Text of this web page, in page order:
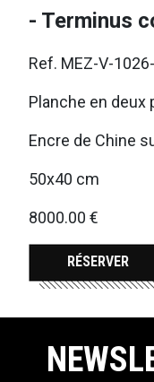
- Terminus
Ref. MEZ-V-
Planche en deux
Encre de Chine
50x40 cm
8000.00 €
RÉSERVER